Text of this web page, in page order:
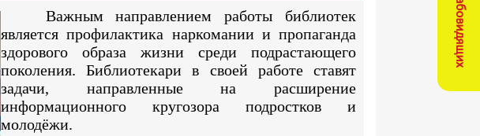
Важным направлением работы библиотек
является профилактика наркомании и пропаганда
здорового образа жизни среди подрастающего
поколения. Библиотекари в своей работе ставят
задачи, направленные на расширение
информационного кругозора подростков и
молодёжи.